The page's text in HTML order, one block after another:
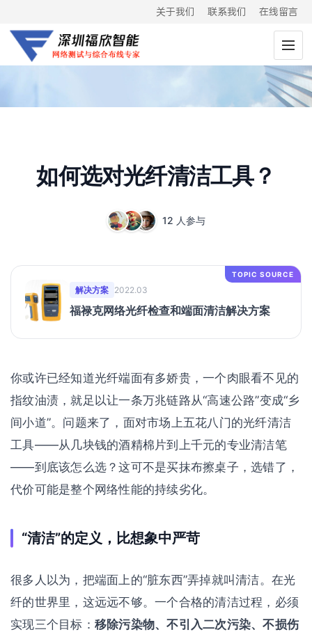
关于我们 联系我们 在线留言
如何选对光纤清洁工具？
12 人参与
TOPIC SOURCE
解决方案 2022.03
福禄克网络光纤检查和端面清洁解决方案
你或许已经知道光纤端面有多娇贵，一个肉眼看不见的
指纹油渍，就足以让一条万兆链路从“高速公路”变成“乡
间小道”。问题来了，面对市场上五花八门的光纤清洁
工具——从几块钱的酒精棉片到上千元的专业清洁笔
——到底该怎么选？这可不是买抹布擦桌子，选错了，
代价可能是整个网络性能的持续劣化。
“清洁”的定义，比想象中严苛
很多人以为，把端面上的“脏东西”弄掉就叫清洁。在光
纤的世界里，这远远不够。一个合格的清洁过程，必须
实现三个目标： 移除污染物、不引入二次污染、不损伤